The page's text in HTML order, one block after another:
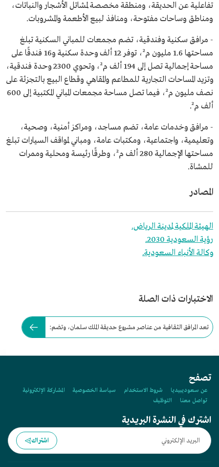
تفاعلية عن الحديقة، ومنطقة مخصصة لمشاتل الأشجار والنباتات،
ومناطق وساحات مفتوحة، ومنافذ لبيع الأطعمة والمشروبات.
- مرافق سكنية وفندقية، تضم مجمعات للمباني السكنية تبلغ
مساحتها 1.6 مليون م²، توفر 12 ألف وحدة سكنية و16 فندقًا على
مساحة إجمالية تصل إلى 194 ألف م²، وتحوي 2300 وحدة فندقية،
وتزيد المساحات التجارية للمطاعم والمقاهي وقطاع البيع بالتجزئة على
نصف مليون م²، فيما تصل مساحة مجمعات المباني المكتبية إلى 600
ألف م².
- مرافق وخدمات عامة، تضم مساجد، ومراكز أمنية، وصحية،
وتعليمية، واجتماعية، ومكتبات عامة، ومباني لمواقف السيارات تبلغ
مساحتها الإجمالية 280 ألف م²، وطرقًا رئيسة ومحلية وممرات
للمشاة.
المصادر
الهيئة الملكية لمدينة الرياض.
رؤية السعودية 2030.
وكالة الأنباء السعودية.
الاختبارات ذات الصلة
تعد المرافق الثقافية من عناصر مشروع حديقة الملك سلمان، وتضم:
تصفح
عن سعوديبيديا شروط الاستخدام سياسة الخصوصية
المشاركة الإلكترونية
تواصل معنا
التوظيف
اشترك في النشرة البريدية
اشتراك